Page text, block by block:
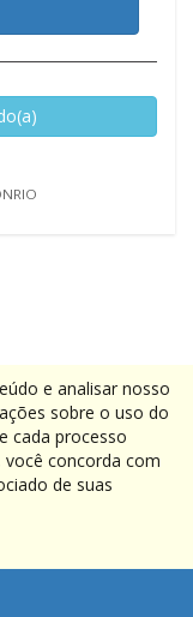
e analisar nosso
sobre o uso do
cada processo
você concorda com
de suas